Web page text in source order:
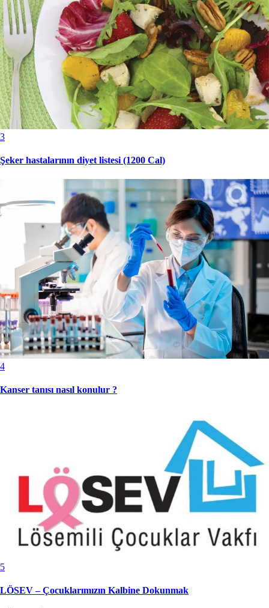
3
Şeker hastalarının diyet listesi (1200 Cal)
4
Kanser tanısı nasıl konulur ?
5
LÖSEV – Çocuklarımızın Kalbine Dokunmak